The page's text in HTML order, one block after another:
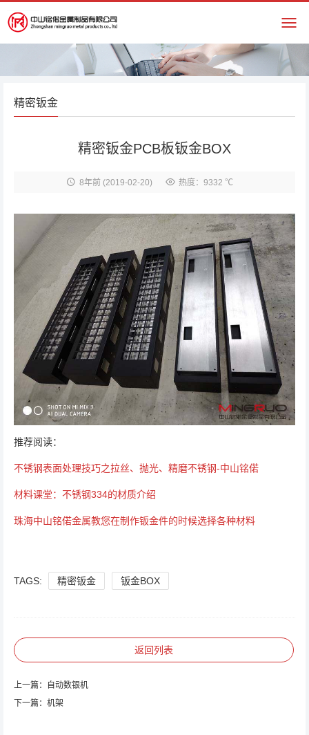
精密钣金
精密钣金PCB板钣金BOX
8年前(2019-02-20) 热度：9332 ℃
推荐阅读：
不锈钢表面处理技巧之拉丝、抛光、精磨不锈钢-中山铭偌
材料课堂：不锈钢334的材质介绍
珠海中山铭偌金属教您在制作钣金件的时候选择各种材料
TAGS: 精密钣金 钣金BOX
返回列表
上一篇：
自动数银机
下一篇： 机架